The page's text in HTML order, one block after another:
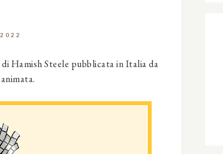
Hamish Steele pubblicata in Italia da